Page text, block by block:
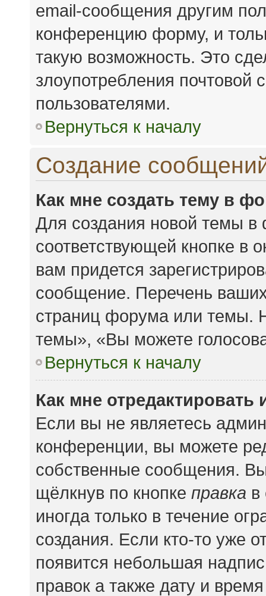
email-сообщения другим
конференцию форму, и
такую возможность. Это
злоупотребления
пользователями.
Вернуться к началу
Создание
Как мне создать тему в
Для создания новой темы
соответствующей кнопке
вам придется
сообщение. Перечень
страниц форума или темы.
темы», «Вы можете
Вернуться к началу
Как мне
Если вы не являетесь
конференции, вы можете
собственные сообщения.
щёлкнув по кнопке правка в
иногда только в течение
создания. Если кто-то уже
появится небольшая
правок а также дату и